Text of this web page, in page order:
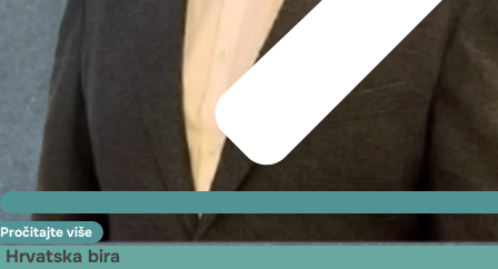
Pročitajte više
Hrvatska bira